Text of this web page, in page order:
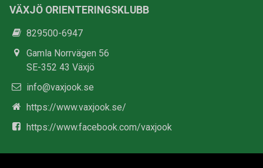
VÄXJÖ ORIENTERINGSKLUBB
829500-6947
Gamla Norrvägen 56
SE-352 43 Växjö
info@vaxjook.se
https://www.vaxjook.se/
https://www.facebook.com/vaxjook